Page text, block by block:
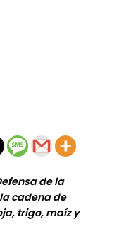
de la
cadena de
trigo, maíz y